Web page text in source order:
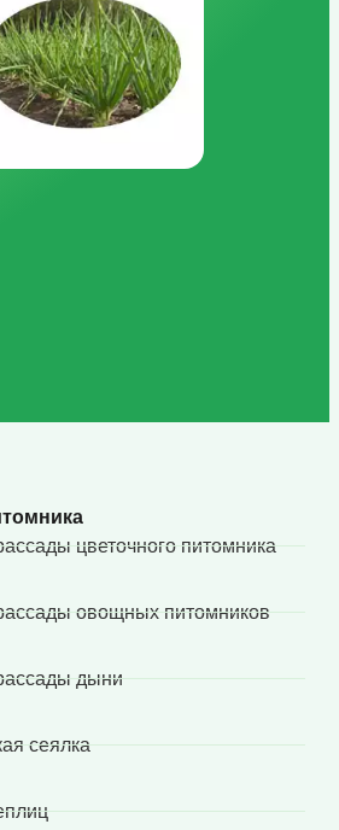
цветочного питомника
овощных питомников
дыни
сеялка